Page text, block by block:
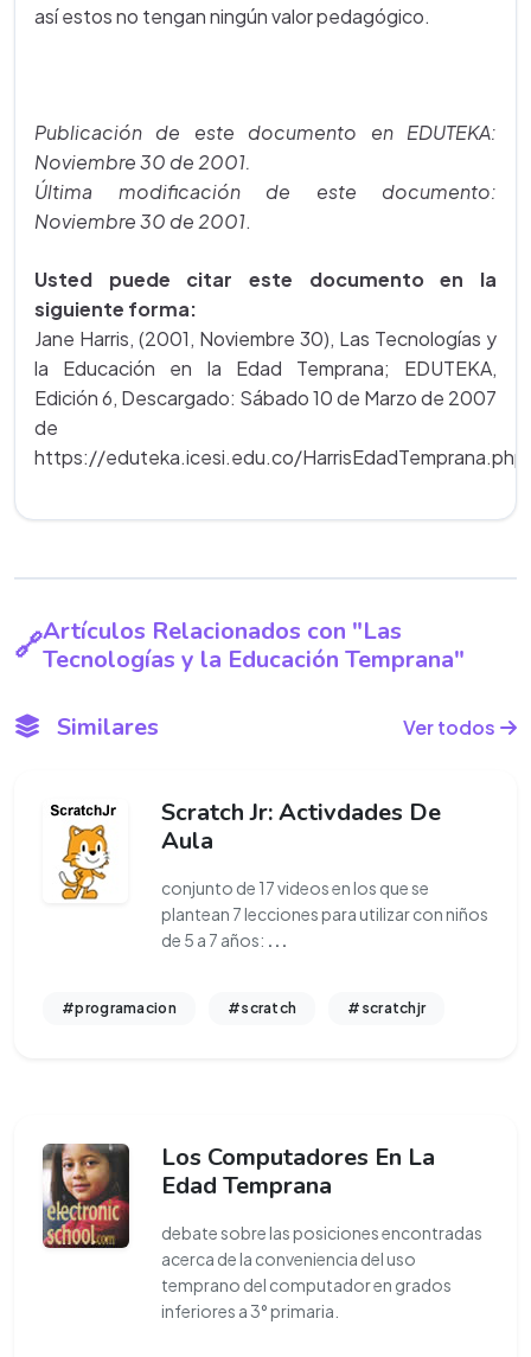
así estos no tengan ningún valor pedagógico.
Publicación de este documento en EDUTEKA:
Noviembre 30 de 2001.
Última modificación de este documento:
Noviembre 30 de 2001.
Usted puede citar este documento en la
siguiente forma:
Jane Harris, (2001, Noviembre 30), Las Tecnologías y
la Educación en la Edad Temprana; EDUTEKA,
Edición 6, Descargado: Sábado 10 de Marzo de 2007
de
https://eduteka.icesi.edu.co/HarrisEdadTemprana.php
Artículos Relacionados con "Las
Tecnologías y la Educación Temprana"
Similares Ver todos
Scratch Jr: Activdades De
Aula
conjunto de 17 videos en los que se
plantean 7 lecciones para utilizar con niños
de 5 a 7 años: ...
#programacion #scratch #scratchjr
Los Computadores En La
Edad Temprana
debate sobre las posiciones encontradas
acerca de la conveniencia del uso
temprano del computador en grados
inferiores a 3° primaria.